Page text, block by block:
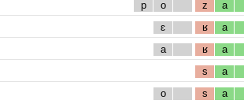
p o z a
ɛ ʁ a
a ʁ a
s a
o s a